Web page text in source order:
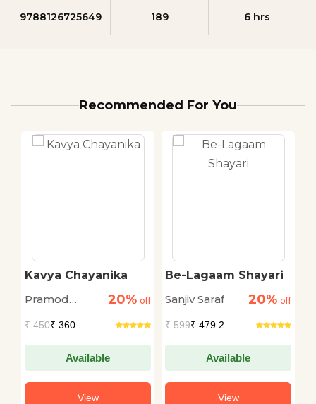
9788126725649 189 6 hrs
Recommended For You
Kavya Chayanika
Pramod
20% off
₹450₹ 360
Available
View
Be-Lagaam Shayari
Sanjiv Saraf
20% off
₹599₹ 479.2
Available
View